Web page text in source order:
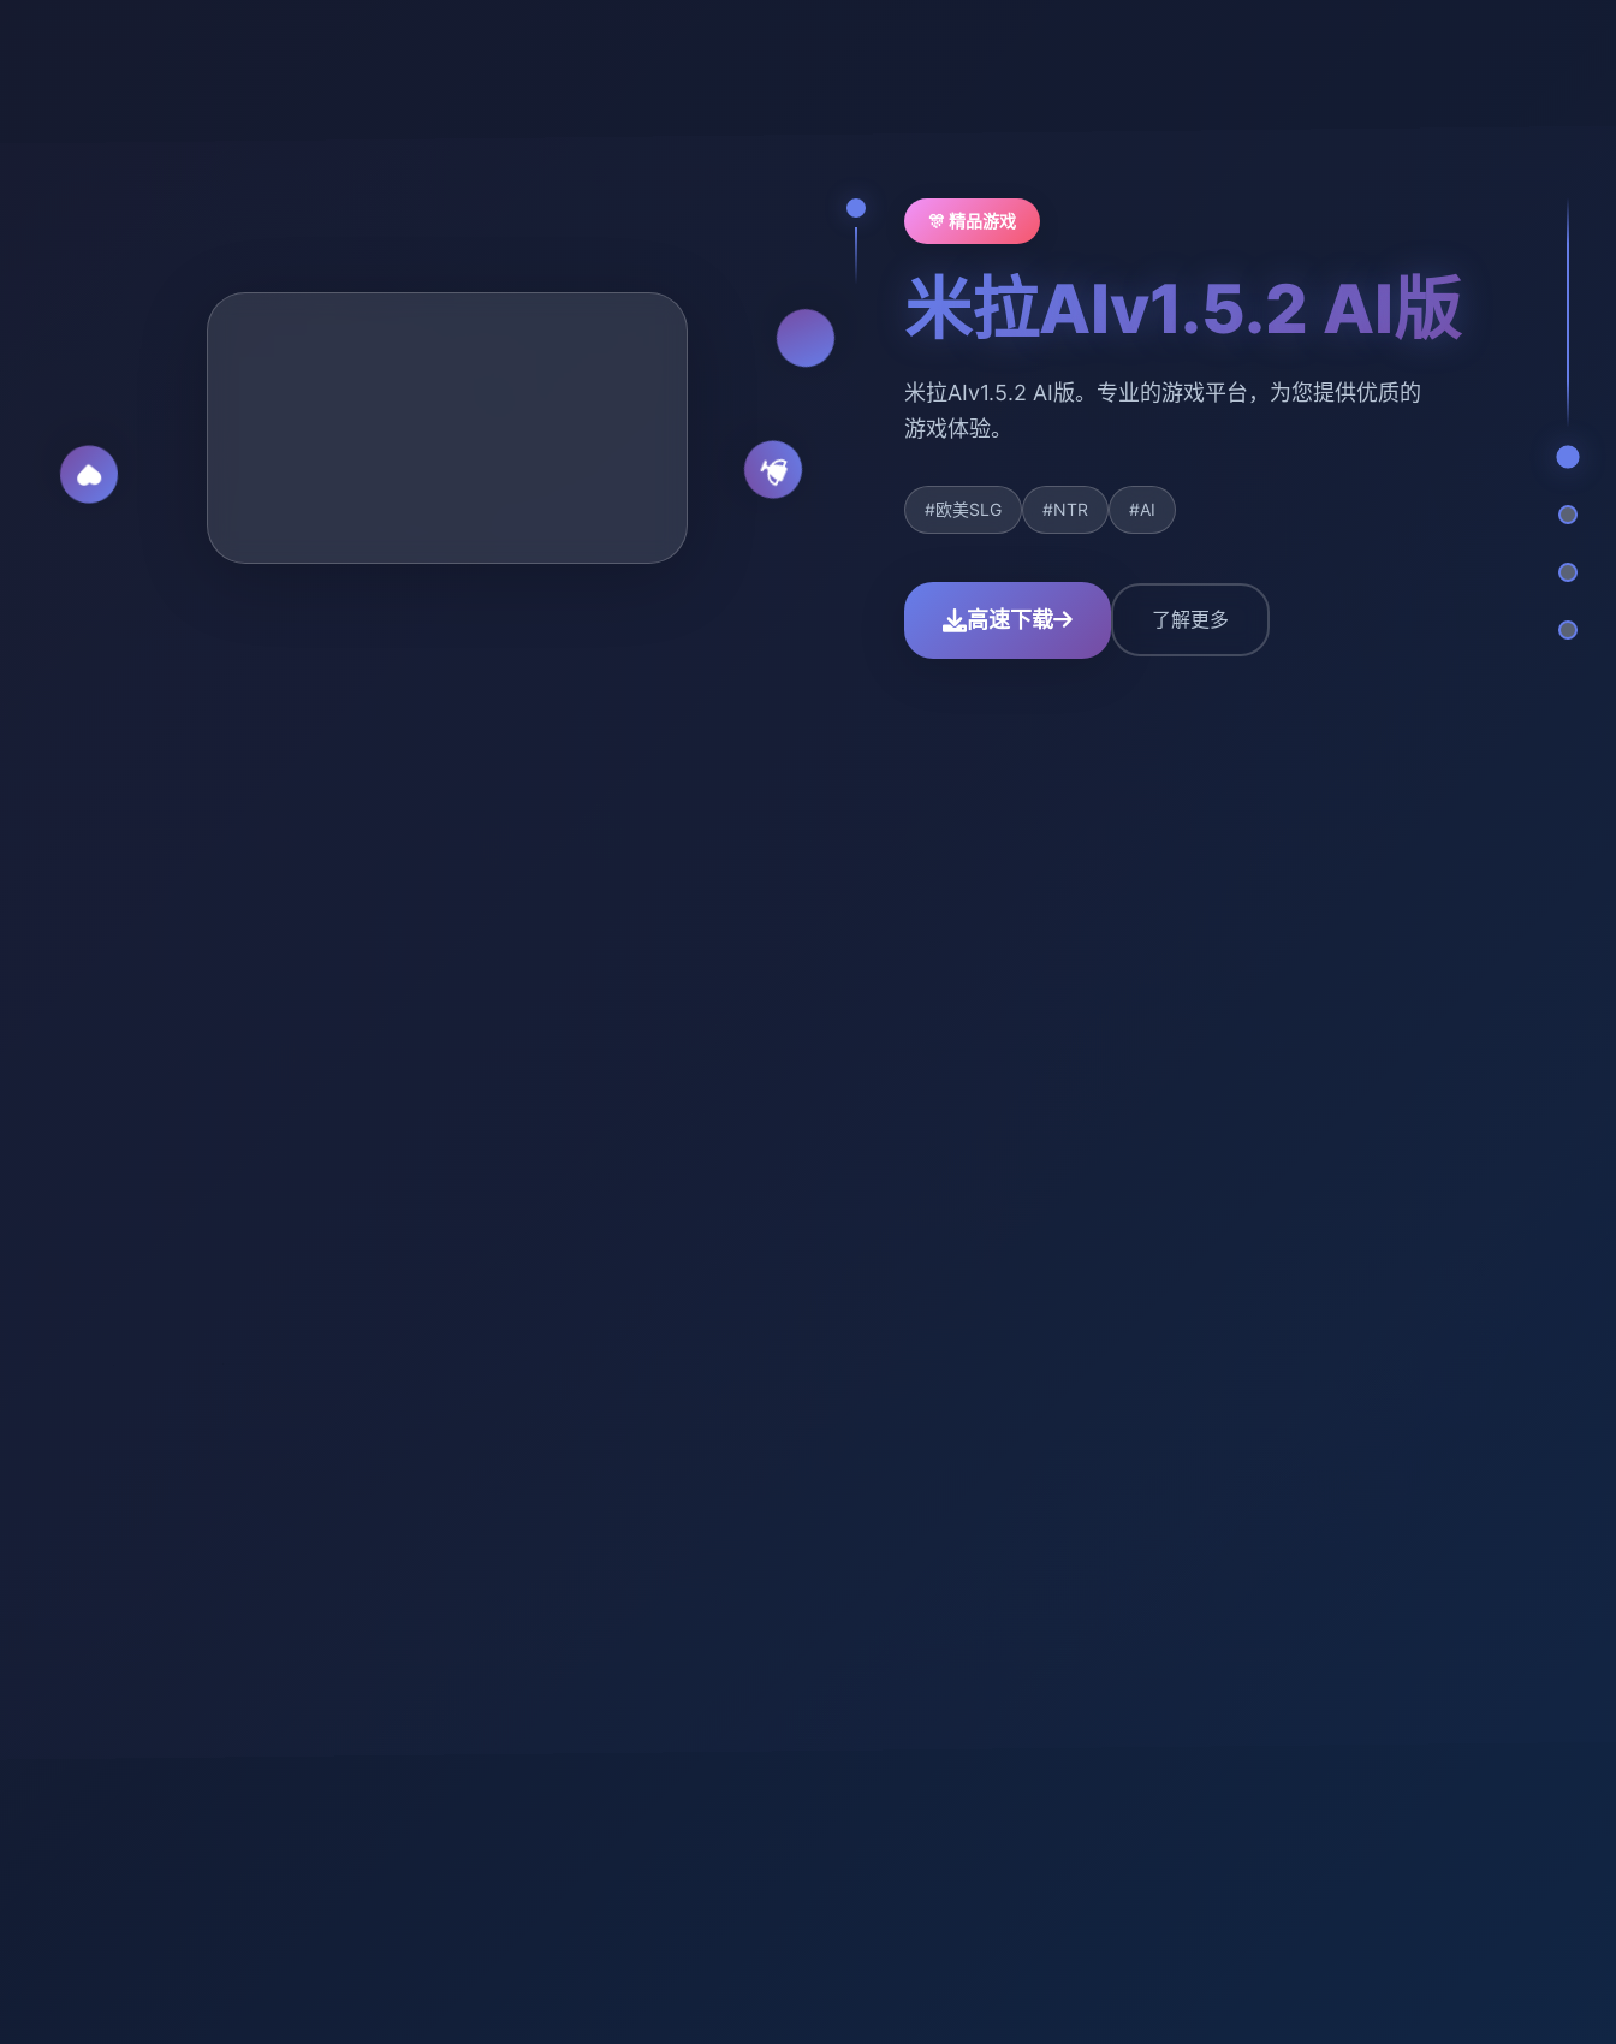
🎊 精品游戏
米拉AIv1.5.2 AI版
米拉AIv1.5.2 AI版。专业的游戏平台，为您提供优质的
游戏体验。
#欧美SLG #NTR #AI
高速下载 了解更多